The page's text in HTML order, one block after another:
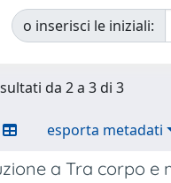
o inserisci le iniziali:
da 2 a 3 di 3
esporta metadati
a Tra corpo e